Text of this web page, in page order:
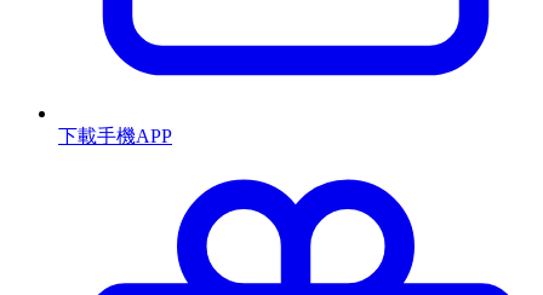
下載手機APP